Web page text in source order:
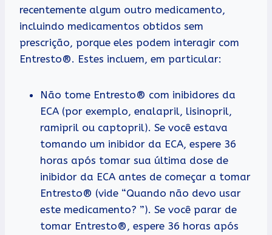
recentemente algum outro medicamento,
incluindo medicamentos obtidos sem
prescrição, porque eles podem interagir com
Entresto®. Estes incluem, em particular:
Não tome Entresto® com inibidores da
ECA (por exemplo, enalapril, lisinopril,
ramipril ou captopril). Se você estava
tomando um inibidor da ECA, espere 36
horas após tomar sua última dose de
inibidor da ECA antes de começar a tomar
Entresto® (vide “Quando não devo usar
este medicamento? ”). Se você parar de
tomar Entresto®, espere 36 horas após